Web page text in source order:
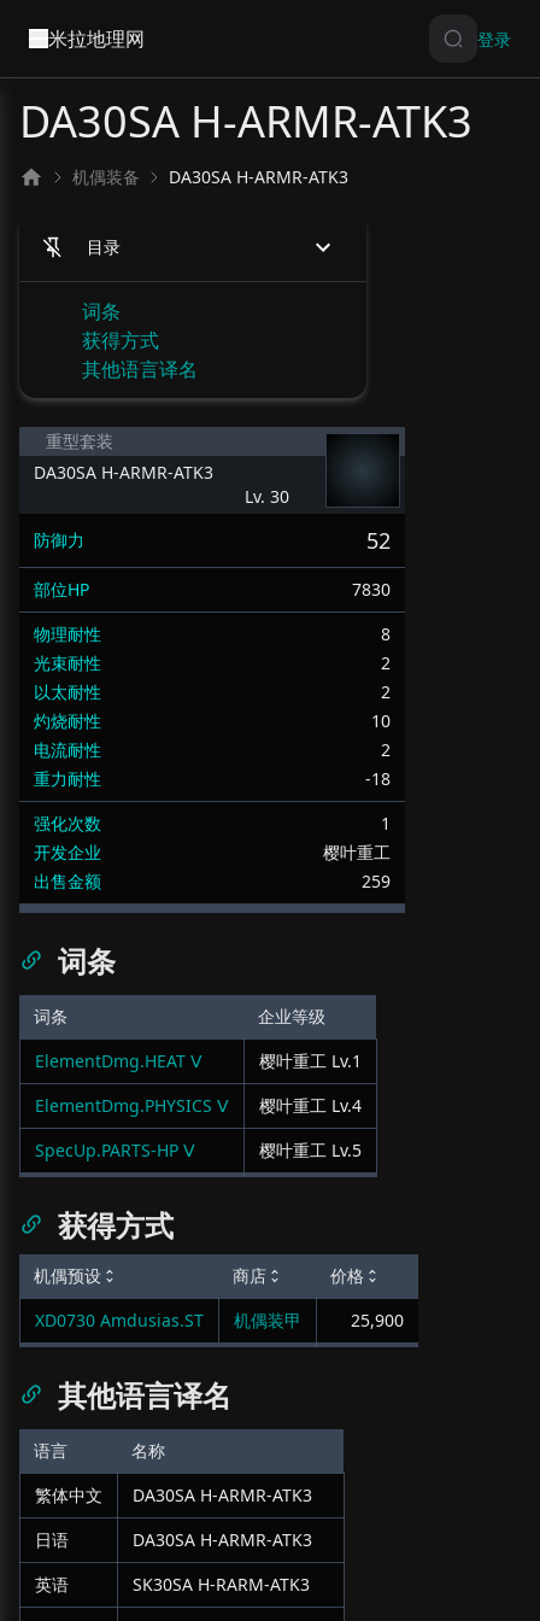
米拉地理网 登录
DA30SA H-ARMR-ATK3
机偶装备 DA30SA H-ARMR-ATK3
目录
词条
获得方式
其他语言译名
重型套装
DA30SA H-ARMR-ATK3
Lv. 30
防御力
52
部位HP
7830
物理耐性
8
光束耐性
2
以太耐性
2
灼烧耐性
10
电流耐性
2
重力耐性
-18
强化次数
1
开发企业
樱叶重工
出售金额
259
词条
词条
企业等级
ElementDmg.HEAT Ⅴ
樱叶重工 Lv.1
ElementDmg.PHYSICS Ⅴ
樱叶重工 Lv.4
SpecUp.PARTS-HP Ⅴ
樱叶重工 Lv.5
获得方式
机偶预设
XD0730 Amdusias.ST
商店
价格
机偶装甲
25,900
其他语言译名
语言
名称
繁体中文
DA30SA H-ARMR-ATK3
日语
DA30SA H-ARMR-ATK3
英语
SK30SA H-RARM-ATK3